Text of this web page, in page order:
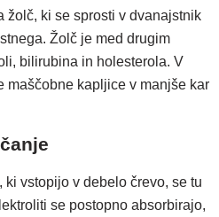
žolč, ki se sprosti v dvanajstnik
Žolč je med drugim
bilirubina in holesterola. V
maščobne kapljice v manjše kar
vstopijo v debelo črevo, se tu
se postopno absorbirajo,